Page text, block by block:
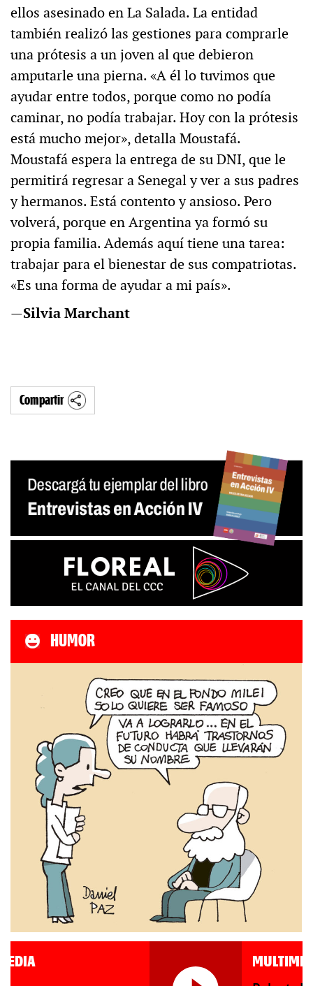
ellos asesinado en La Salada. La entidad
también realizó las gestiones para comprarle
una prótesis a un joven al que debieron
amputarle una pierna. «A él lo tuvimos que
ayudar entre todos, porque como no podía
caminar, no podía trabajar. Hoy con la prótesis
está mucho mejor», detalla Moustafá.
Moustafá espera la entrega de su DNI, que le
permitirá regresar a Senegal y ver a sus padres
y hermanos. Está contento y ansioso. Pero
volverá, porque en Argentina ya formó su
propia familia. Además aquí tiene una tarea:
trabajar para el bienestar de sus compatriotas.
«Es una forma de ayudar a mi país».
—Silvia Marchant
Compartir
HUMOR